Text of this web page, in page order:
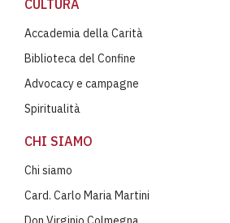
CULTURA
Accademia della Carità
Biblioteca del Confine
Advocacy e campagne
Spiritualità
CHI SIAMO
Chi siamo
Card. Carlo Maria Martini